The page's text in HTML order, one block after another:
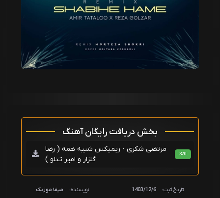
بخش دریافت رایگان آهنگ
مرتضی شکری - ریمیکس شبیه همه ( رضا
گلزار و امیر تتلو )
320
تاریخ ثبت: 1403/12/6 نویسنده: میفا موزیک